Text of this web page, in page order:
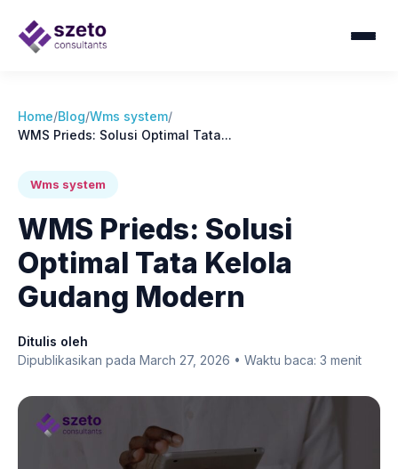
Home/Blog/Wms system/
WMS Prieds: Solusi Optimal Tata...
Wms system
WMS Prieds: Solusi
Optimal Tata Kelola
Gudang Modern
Ditulis oleh
Dipublikasikan pada March 27, 2026 • Waktu baca: 3 menit